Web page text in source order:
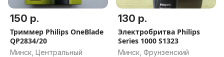
150 р.
Триммер Philips OneBlade
QP2834/20
Минск, Центральный
130 р.
Электробритва Philips
Series 1000 S1323
Минск, Фрунзенский